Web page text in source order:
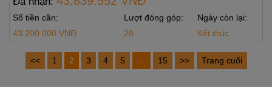
Số tiền cần:
43.200.000 VNĐ
Lượt đóng góp:
28
Ngày còn lại:
Kết thúc
<< 1 2 3 4 5 15 >> Trang cuối